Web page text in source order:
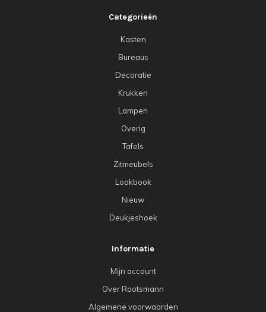
Categorieën
Kasten
Bureaus
Decoratie
Krukken
Lampen
Overig
Tafels
Zitmeubels
Lookbook
Nieuw
Deukjeshoek
Informatie
Mijn account
Over Rootsmann
Algemene voorwaarden